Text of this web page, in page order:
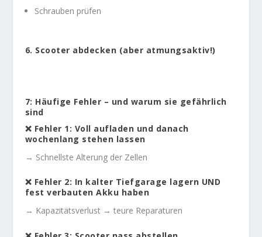
Schrauben prüfen
6. Scooter abdecken (aber atmungsaktiv!)
7: Häufige Fehler – und warum sie gefährlich
sind
❌ Fehler 1: Voll aufladen und danach
wochenlang stehen lassen
→ Schnellste Alterung der Zellen
❌ Fehler 2: In kalter Tiefgarage lagern UND
fest verbauten Akku haben
→ Kapazitätsverlust → teure Reparaturen